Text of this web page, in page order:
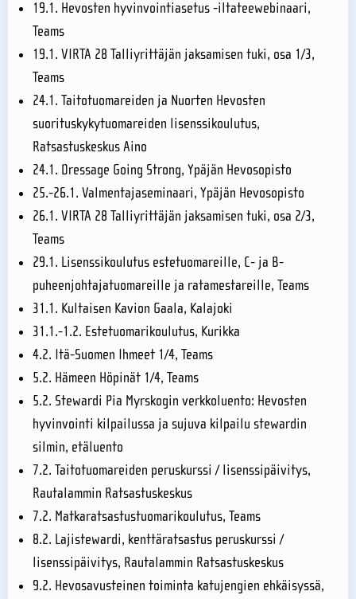
19.1. Hevosten hyvinvointiasetus -iltateewebinaari,
Teams
19.1. VIRTA 28 Talliyrittäjän jaksamisen tuki, osa 1/3,
Teams
24.1. Taitotuomareiden ja Nuorten Hevosten
suorituskykytuomareiden lisenssikoulutus,
Ratsastuskeskus Aino
24.1. Dressage Going Strong, Ypäjän Hevosopisto
25.-26.1. Valmentajaseminaari, Ypäjän Hevosopisto
26.1. VIRTA 28 Talliyrittäjän jaksamisen tuki, osa 2/3,
Teams
29.1. Lisenssikoulutus estetuomareille, C- ja B-
puheenjohtajatuomareille ja ratamestareille, Teams
31.1. Kultaisen Kavion Gaala, Kalajoki
31.1.-1.2. Estetuomarikoulutus, Kurikka
4.2. Itä-Suomen Ihmeet 1/4, Teams
5.2. Hämeen Höpinät 1/4, Teams
5.2. Stewardi Pia Myrskogin verkkoluento: Hevosten
hyvinvointi kilpailussa ja sujuva kilpailu stewardin
silmin, etäluento
7.2. Taitotuomareiden peruskurssi / lisenssipäivitys,
Rautalammin Ratsastuskeskus
7.2. Matkaratsastustuomarikoulutus, Teams
8.2. Lajistewardi, kenttäratsastus peruskurssi /
lisenssipäivitys, Rautalammin Ratsastuskeskus
9.2. Hevosavusteinen toiminta katujengien ehkäisyssä,